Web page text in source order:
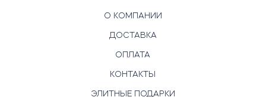
О КОМПАНИИ
ДОСТАВКА
ОПЛАТА
КОНТАКТЫ
ЭЛИТНЫЕ ПОДАРКИ